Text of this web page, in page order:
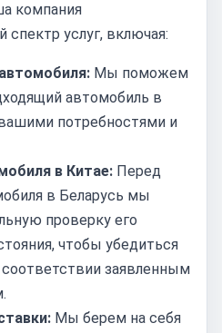
компания
спектр услуг, включая:
Мы поможем
автомобиль в
потребностями и
в Китае: Перед
в Беларусь мы
проверку его
чтобы убедиться
соответствии заявленным
Мы берем на себя